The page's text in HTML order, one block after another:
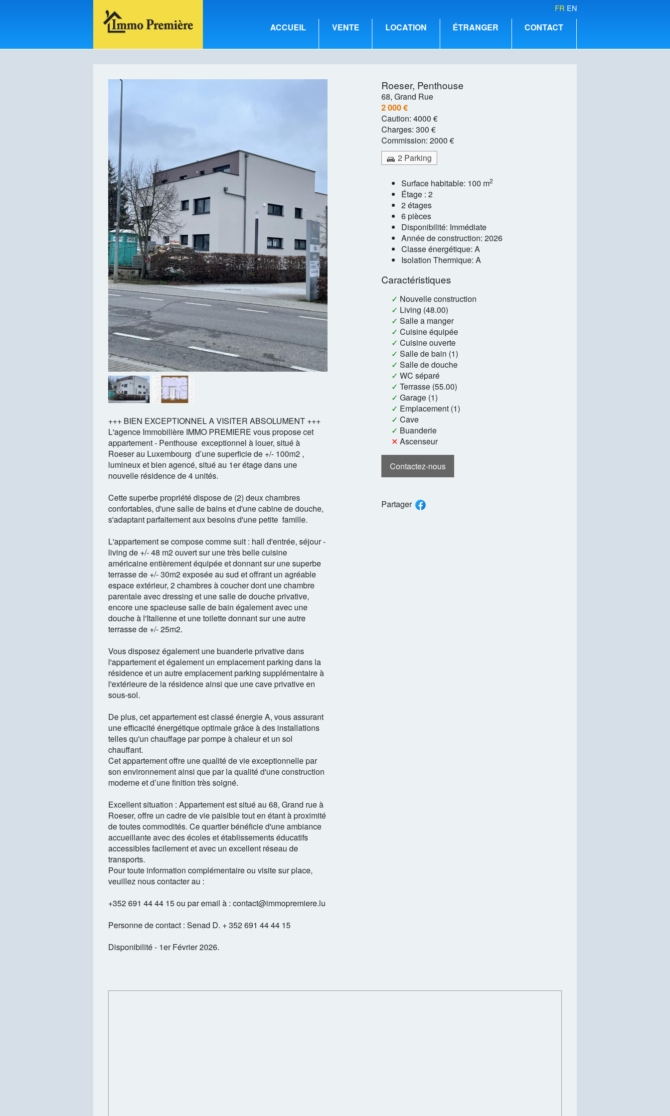
FR EN
ACCUEIL VENTE LOCATION ÉTRANGER CONTACT
+++ BIEN EXCEPTIONNEL A VISITER ABSOLUMENT +++
L'agence Immobilière IMMO PREMIERE vous propose cet
appartement - Penthouse exceptionnel à louer, situé à
Roeser au Luxembourg d’une superficie de +/- 100m2 ,
lumineux et bien agencé, situé au 1er étage dans une
nouvelle résidence de 4 unités.
Cette superbe propriété dispose de (2) deux chambres
confortables, d'une salle de bains et d'une cabine de douche,
s'adaptant parfaitement aux besoins d'une petite famille.
L'appartement se compose comme suit : hall d'entrée, séjour -
living de +/- 48 m2 ouvert sur une très belle cuisine
américaine entièrement équipée et donnant sur une superbe
terrasse de +/- 30m2 exposée au sud et offrant un agréable
espace extérieur, 2 chambres à coucher dont une chambre
parentale avec dressing et une salle de douche privative,
encore une spacieuse salle de bain également avec une
douche à l'Italienne et une toilette donnant sur une autre
terrasse de +/- 25m2.
Vous disposez également une buanderie privative dans
l'appartement et également un emplacement parking dans la
résidence et un autre emplacement parking supplémentaire à
l'extérieure de la résidence ainsi que une cave privative en
sous-sol.
De plus, cet appartement est classé énergie A, vous assurant
une efficacité énergétique optimale grâce à des installations
telles qu'un chauffage par pompe à chaleur et un sol
chauffant.
Cet appartement offre une qualité de vie exceptionnelle par
son environnement ainsi que par la qualité d'une construction
moderne et d’une finition très soigné.
Excellent situation : Appartement est situé au 68, Grand rue à
Roeser, offre un cadre de vie paisible tout en étant à proximité
de toutes commodités. Ce quartier bénéficie d'une ambiance
accueillante avec des écoles et établissements éducatifs
accessibles facilement et avec un excellent réseau de
transports.
Pour toute information complémentaire ou visite sur place,
veuillez nous contacter au :
+352 691 44 44 15 ou par email à : contact@immopremiere.lu
Personne de contact : Senad D. + 352 691 44 44 15
Disponibilité - 1er Février 2026.
Roeser, Penthouse
68, Grand Rue
2 000 €
Caution:4000 €
Charges:300 €
Commission:2000 €
2 Parking
Surface habitable: 100 m2
Étage : 2
2 étages
6 pièces
Disponibilité: Immédiate
Année de construction: 2026
Classe énergétique: A
Isolation Thermique: A
Caractéristiques
✓ Nouvelle construction
✓ Living (48.00)
✓ Salle a manger
✓ Cuisine équipée
✓ Cuisine ouverte
✓ Salle de bain (1)
✓ Salle de douche
✓ WC séparé
✓ Terrasse (55.00)
✓ Garage (1)
✓ Emplacement (1)
✓ Cave
✓ Buanderie
✕ Ascenseur
Contactez-nous
Partager